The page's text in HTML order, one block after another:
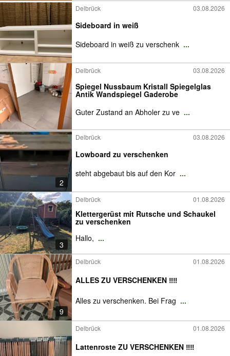
Delbrück 03.08.2026
Sideboard in weiß
Sideboard in weiß zu verschenk ...
Delbrück 03.08.2026
Spiegel Nussbaum Kristall Spiegelglas
Antik Wandspiegel Gaderobe
Guter Zustand an Abholer zu ve ...
2
Delbrück 03.08.2026
Lowboard zu verschenken
steht abgebaut bis auf den Kor ...
3
Delbrück 01.08.2026
Klettergerüst mit Rutsche und Schaukel
zu verschenken
Hallo, ...
9
Delbrück 01.08.2026
ALLES ZU VERSCHENKEN ‼️‼️
Alles zu verschenken. Bei Frag ...
Delbrück 01.08.2026
Lattenroste ZU VERSCHENKEN ‼️‼️